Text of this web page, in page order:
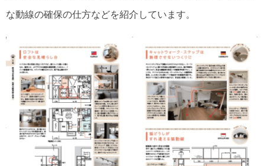
な動線の確保の仕方などを紹介しています。